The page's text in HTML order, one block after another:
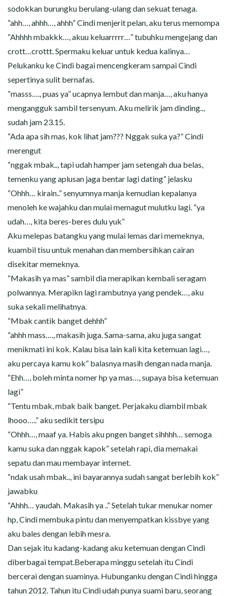
sodokkan burungku berulang-ulang dan sekuat tenaga.
“ahh…, ahhh…, ahhh” Cindi menjerit pelan, aku terus memompa
“Ahhhh mbakkk…, akuu keluarrrrr…” tubuhku mengejang dan
crott…crottt. Spermaku keluar untuk kedua kalinya…
Pelukanku ke Cindi bagai mencengkeram sampai Cindi
sepertinya sulit bernafas.
“masss…., puas ya” ucapnya lembut dan manja…, aku hanya
mengangguk sambil tersenyum. Aku melirik jam dinding..,
sudah jam 23.15.
“Ada apa sih mas, kok lihat jam??? Nggak suka ya?” Cindi
merengut
“nggak mbak.., tapi udah hamper jam setengah dua belas,
temenku yang aplusan jaga bentar lagi dating” jelasku
“Ohhh… kirain..” senyumnya manja kemudian kepalanya
menoleh ke wajahku dan mulai memagut mulutku lagi. “ya
udah…, kita beres-beres dulu yuk”
Aku melepas batangku yang mulai lemas dari memeknya,
kuambil tisu untuk menahan dan membersihkan cairan
disekitar memeknya.
“Makasih ya mas” sambil dia merapikan kembali seragam
polwannya. Merapikn lagi rambutnya yang pendek…, aku
suka sekali melihatnya.
“Mbak cantik banget dehhh”
“ahhh mass…., makasih juga. Sama-sama, aku juga sangat
menikmati ini kok. Kalau bisa lain kali kita ketemuan lagi…,
aku percaya kamu kok” balasnya masih dengan nada manja.
“Ehh…, boleh minta nomer hp ya mas…, supaya bisa ketemuan
lagi”
“Tentu mbak, mbak baik banget. Perjakaku diambil mbak
lhooo…..” aku sedikit tersipu
“Ohhh…, maaf ya. Habis aku pngen banget sihhhh… semoga
kamu suka dan nggak kapok” setelah rapi, dia memakai
sepatu dan mau membayar internet.
“ndak usah mbak.., ini bayarannya sudah sangat berlebih kok”
jawabku
“Ahhh… yaudah. Makasih ya ..” Setelah tukar menukar nomer
hp, Cindi membuka pintu dan menyempatkan kissbye yang
aku bales dengan lebih mesra.
Dan sejak itu kadang-kadang aku ketemuan dengan Cindi
diberbagai tempat.Beberapa minggu setelah itu Cindi
bercerai dengan suaminya. Hubunganku dengan Cindi hingga
tahun 2012. Tahun itu Cindi udah punya suami baru, seorang